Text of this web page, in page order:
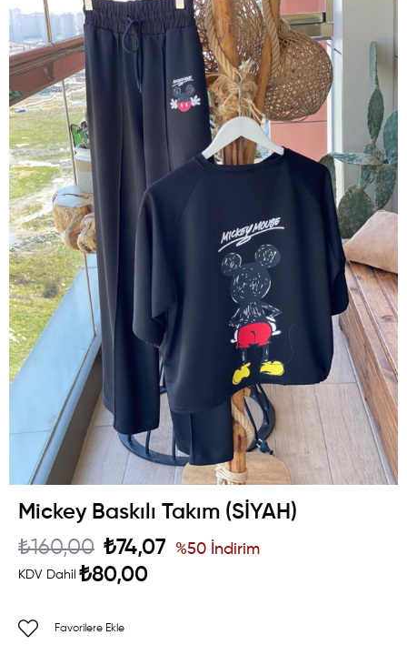
Mickey Baskılı Takım (SİYAH)
₺160,00 ₺74,07
KDV Dahil ₺80,00
%50 İndirim
Favorilere Ekle